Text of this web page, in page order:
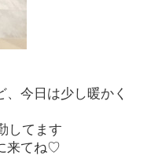
今日は少し暖かく
してます
来てね♡